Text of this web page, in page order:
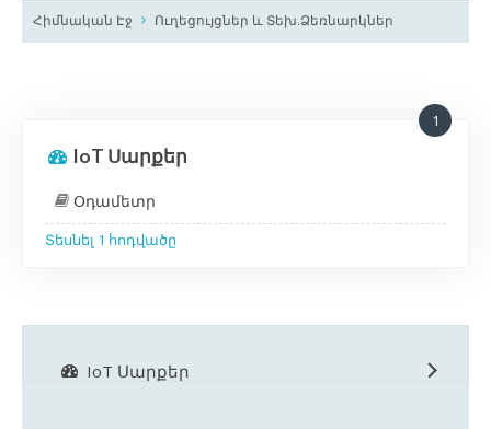
Հիմնական Էջ Ուղեցույցներ և Տեխ.Ձեռնարկներ
IoT Սարքեր
1
Օդամետր
Տեսնել 1 հոդվածը
IoT Սարքեր